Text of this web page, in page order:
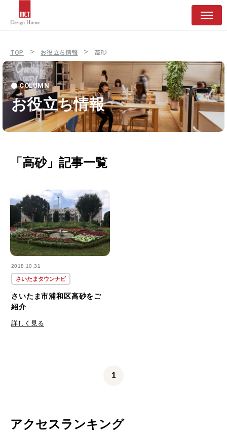
TOP > お役立ち情報 > 高砂
COLUMN
お役立ち情報
「高砂」記事一覧
2018.10.31
さいたまタウンナビ
さいたま市浦和区高砂をご
紹介
詳しく見る
1
アクセスランキング